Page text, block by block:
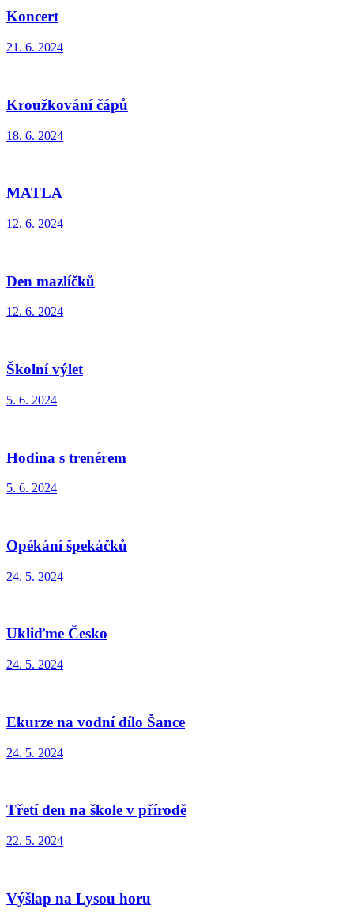
Koncert
21. 6. 2024
Kroužkování čápů
18. 6. 2024
MATLA
12. 6. 2024
Den mazlíčků
12. 6. 2024
Školní výlet
5. 6. 2024
Hodina s trenérem
5. 6. 2024
Opékání špekáčků
24. 5. 2024
Ukliďme Česko
24. 5. 2024
Ekurze na vodní dílo Šance
24. 5. 2024
Třetí den na škole v přírodě
22. 5. 2024
Výšlap na Lysou horu